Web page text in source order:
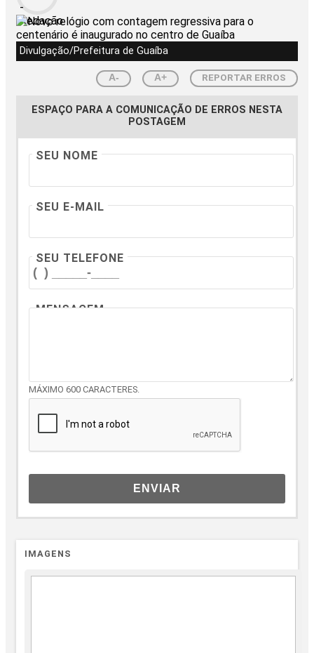
Divulgação/Prefeitura de Guaíba
A- A+ REPORTAR ERROS
ESPAÇO PARA A COMUNICAÇÃO DE ERROS NESTA
POSTAGEM
SEU NOME
SEU E-MAIL
SEU TELEFONE
MENSAGEM
MÁXIMO 600 CARACTERES.
ENVIAR
IMAGENS